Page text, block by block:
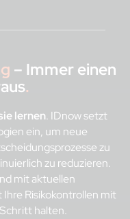
– Immer einen
.
lernen. IDnow setzt
ein, um neue
zu
zu reduzieren.
mit aktuellen
Risikokontrollen mit
halten.